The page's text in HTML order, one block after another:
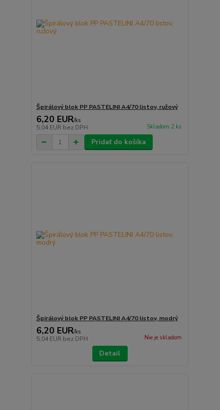
Špirálový blok PP PASTELINI A4/70 listov, ružový
6,20 EUR/ks
5,04 EUR bez DPH Skladom 2 ks
Pridať do košíka
Špirálový blok PP PASTELINI A4/70 listov, modrý
6,20 EUR/ks
5,04 EUR bez DPH Nie je skladom
Detail